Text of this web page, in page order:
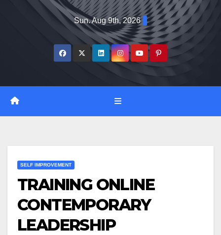
Sun. Aug 9th, 2026
SELF IMPROVEMENT
TRAINING ONLINE
CONTEMPORARY
LEADERSHIP